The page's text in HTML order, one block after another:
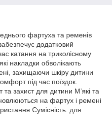
фартуха та ременів
додатковий
катання на триколісному
накладки обволікають
захищаючи шкіру дитини
під час поїздок.
захист для дитини М’які та
на фартух і ремені
Сумісність: для